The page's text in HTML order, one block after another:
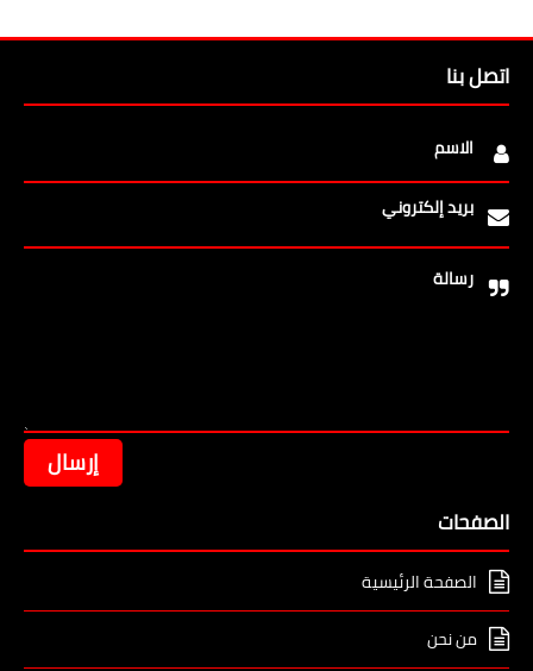
اتصل بنا
الاسم
بريد إلكتروني
رسالة
الصفحات
الصفحة الرئيسية
من نحن